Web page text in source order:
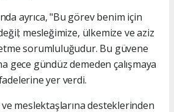
ayrıca, "Bu görev benim için
mesleğimize, ülkemize ve aziz
sorumluluğudur. Bu güvene
gece gündüz demeden çalışmaya
yer verdi.
meslektaşlarına desteklerinden